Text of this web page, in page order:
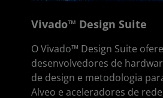
Vivado™ Design Suite
O Vivado™ Design Suite
desenvolvedores de
de design e metodologia
Alveo e aceleradores de